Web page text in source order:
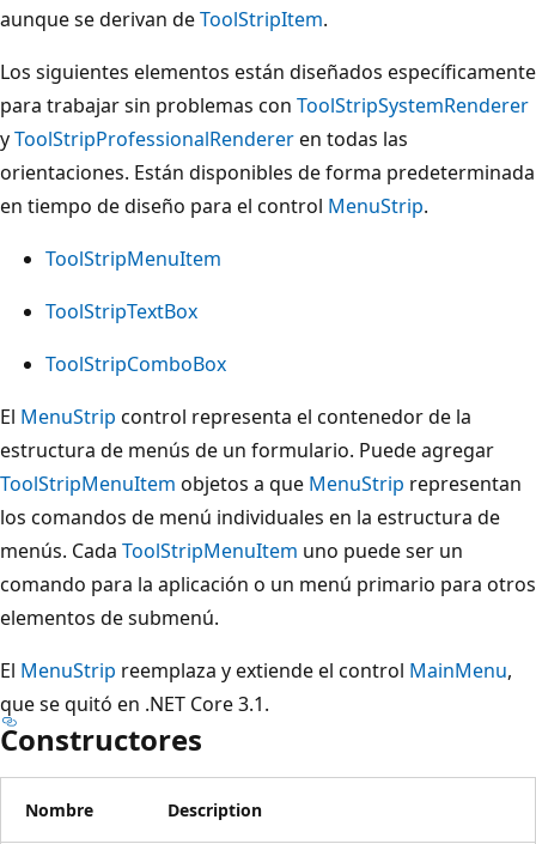
aunque se derivan deToolStripItem.
Los siguientes elementos están diseñados específicamente
para trabajar sin problemas con ToolStripSystemRenderer
yToolStripProfessionalRendereren todas las
orientaciones. Están disponibles de forma predeterminada
en tiempo de diseño para el control MenuStrip.
ToolStripMenuItem
ToolStripTextBox
ToolStripComboBox
El MenuStrip control representa el contenedor de la
estructura de menús de un formulario. Puede agregar
ToolStripMenuItem objetos a que MenuStrip representan
los comandos de menú individuales en la estructura de
menús. Cada ToolStripMenuItem uno puede ser un
comando para la aplicación o un menú primario para otros
elementos de submenú.
El MenuStrip reemplaza y extiende el control MainMenu,
que se quitó en .NET Core 3.1.
Constructores
Nombre Description